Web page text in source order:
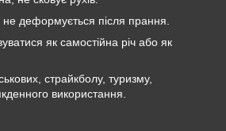
не деформується після прання.
як самостійна річ або як
страйкболу, туризму,
використання.